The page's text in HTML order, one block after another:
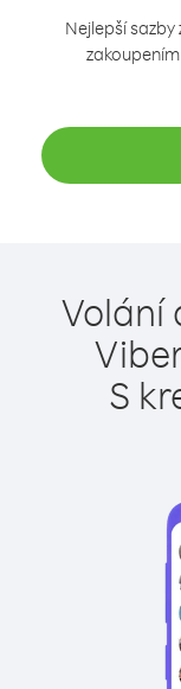
Nejlepší
Volání
S